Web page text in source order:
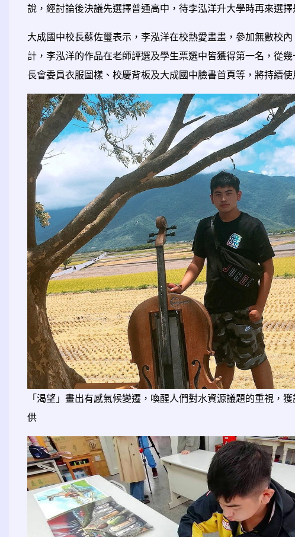
說，經討論後決議先選擇普通高中，待李泓洋升大學時再來選
大成國中校長蘇佐璽表示，李泓洋在校熱愛畫畫，參加無數校
計，李泓洋的作品在老師評選及學生票選中皆獲得第一名，從
長會委員衣服圖樣、校慶背板及大成國中臉書首頁等，將持續
「渴望」畫出有感氣候變遷，喚醒人們對水資源議題的重視，
供